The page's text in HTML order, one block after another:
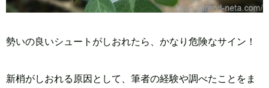
勢いの良いシュートがしおれたら、かなり危険なサイン！
新梢がしおれる原因として、筆者の経験や調べたことをま